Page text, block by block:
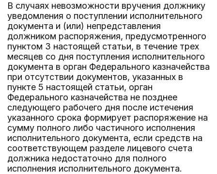
В случаях невозможности вручения должнику
уведомления о поступлении исполнительного
документа и (или) непредставления
должником распоряжения, предусмотренного
пунктом 3 настоящей статьи, в течение трех
месяцев со дня поступления исполнительного
документа в орган Федерального казначейства
при отсутствии документов, указанных в
пункте 5 настоящей статьи, орган
Федерального казначейства не позднее
следующего рабочего дня после истечения
указанного срока формирует распоряжение на
сумму полного либо частичного исполнения
исполнительного документа, если средств на
соответствующем разделе лицевого счета
должника недостаточно для полного
исполнения исполнительного документа.